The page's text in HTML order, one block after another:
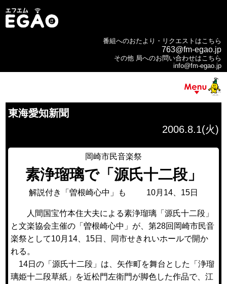
番組へのおたより・リクエストはこちら
763@fm-egao.jp
その他 局へのお問い合わせはこちら
info@fm-egao.jp
東海愛知新聞
2006.8.1(火)
岡崎市民音楽祭
素浄瑠璃で「源氏十二段」
解説付き「曽根崎心中」も 10月14、15日
人間国宝竹本住大夫による素浄瑠璃「源氏十二段」
と文楽協会主催の「曽根崎心中」が、第28回岡崎市民音
楽祭として10月14、15日、同市せきれいホールで開か
れる。
14日の「源氏十二段」は、矢作町を舞台とした「浄瑠
璃姫十二段草紙」を近松門左衛門が脚色した作品で、江